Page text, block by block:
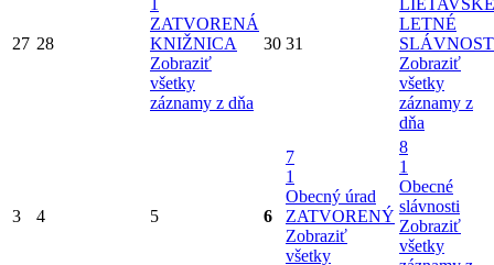
27 28
ZATVORENÁ
KNIŽNICA
Zobraziť
všetky
záznamy z dňa
30 31
LIETAVSKÉ
LETNÉ
Zobraziť
všetky
záznamy z
dňa
3 4 5 6
7
1
Obecný úrad
ZATVORENÝ
Zobraziť
všetky
8
1
Obecné
slávnosti
Zobraziť
všetky